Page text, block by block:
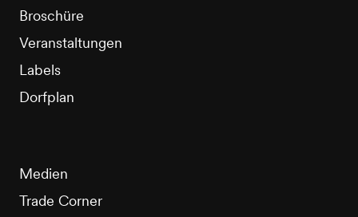
Broschüre
Veranstaltungen
Labels
Dorfplan
Medien
Trade Corner